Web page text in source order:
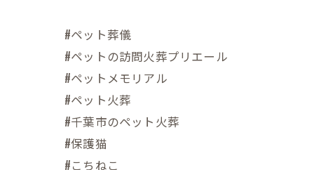
#ペット葬儀
#ペットの訪問火葬プリエール
#ペットメモリアル
#ペット火葬
#千葉市のペット火葬
#保護猫
#こちねこ